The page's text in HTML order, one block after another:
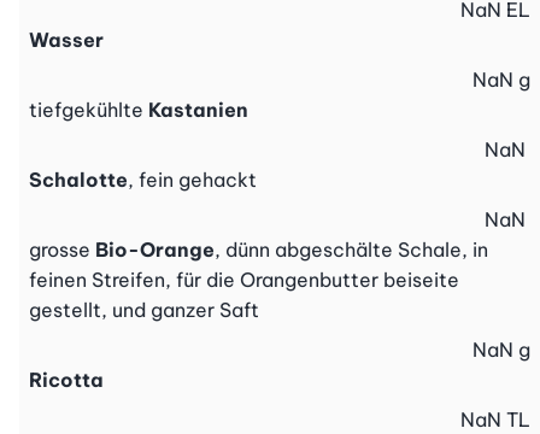
Wasser
NaN EL
tiefgekühlte Kastanien
NaN g
Schalotte, fein gehackt
NaN
grosse Bio-Orange, dünn abgeschälte Schale, in
feinen Streifen, für die Orangenbutter beiseite
gestellt, und ganzer Saft
NaN
Ricotta
NaN g
NaN TL